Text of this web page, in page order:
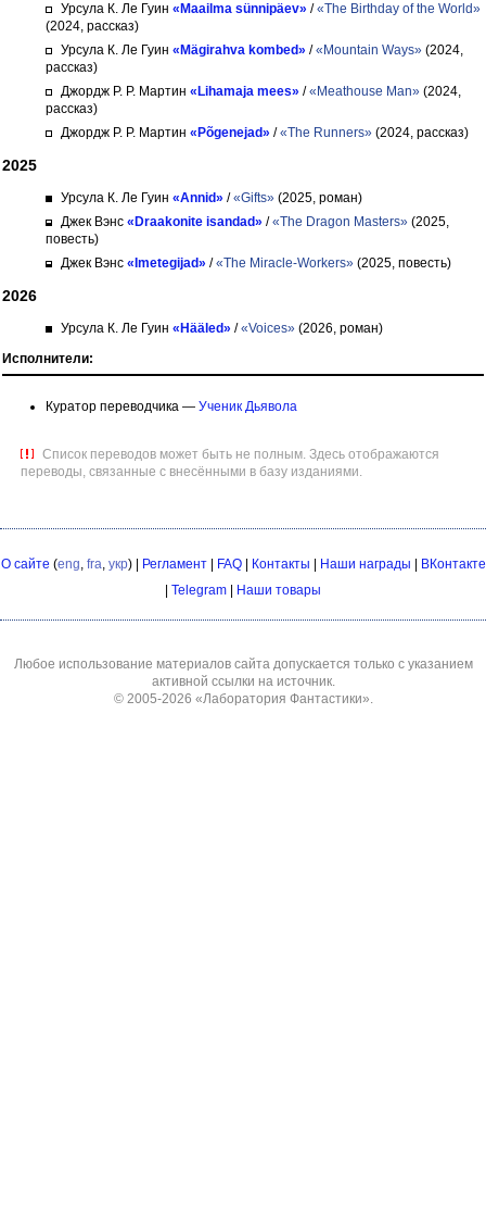
Урсула К. Ле Гуин «Maailma sünnipäev» /«The Birthday of the World»
(2024, рассказ)
Урсула К. Ле Гуин «Mägirahva kombed» /«Mountain Ways» (2024,
рассказ)
Джордж Р. Р. Мартин «Lihamaja mees» /«Meathouse Man» (2024,
рассказ)
Джордж Р. Р. Мартин «Põgenejad» /«The Runners» (2024, рассказ)
2025
Урсула К. Ле Гуин «Annid» /«Gifts» (2025, роман)
Джек Вэнс «Draakonite isandad» /«The Dragon Masters» (2025,
повесть)
Джек Вэнс «Imetegijad» /«The Miracle-Workers» (2025, повесть)
2026
Урсула К. Ле Гуин «Hääled» /«Voices» (2026, роман)
Исполнители:
Куратор переводчика — Ученик Дьявола
Список переводов может быть не полным. Здесь отображаются
переводы, связанные с внесёнными в базу изданиями.
О сайте (eng, fra, укр) | Регламент| FAQ| Контакты Наши награды
ВКонтакте
Telegram Наши товары
Любое использование материалов сайта допускается только с указанием
активной ссылки на источник.
© 2005-2026 «Лаборатория Фантастики».